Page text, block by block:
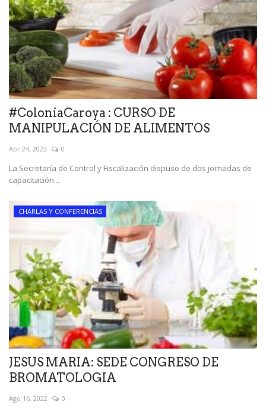
#ColoniaCaroya : CURSO DE
MANIPULACIÓN DE ALIMENTOS
Abr 24, 2023 0
La Secretaría de Control y Fiscalización dispuso de dos jornadas de
capacitación...
CHARLAS Y CONFERENCIAS
JESUS MARIA: SEDE CONGRESO DE
BROMATOLOGIA
Ago 16, 2022 0